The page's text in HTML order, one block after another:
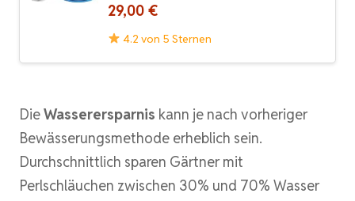
29,00 €
4.2 von 5 Sternen
DieWasserersparnis kann je nach vorheriger
Bewässerungsmethode erheblich sein.
Durchschnittlich sparen Gärtner mit
Perlschläuchen zwischen 30% und 70% Wasser